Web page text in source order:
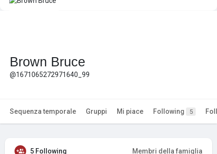
Brown Bruce
@1671065272971640_99
Sequenza temporale Gruppi Mi piace Following 5
5 Following Membri della famiglia